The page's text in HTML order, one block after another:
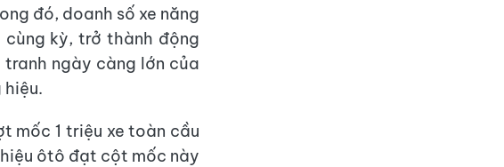
đó, doanh số xe năng
cùng kỳ, trở thành động
ngày càng lớn của
mốc 1 triệu xe toàn cầu
ôtô đạt cột mốc này